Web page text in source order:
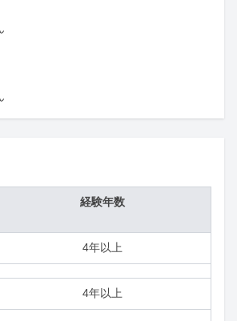
経験年数
4年以上
4年以上